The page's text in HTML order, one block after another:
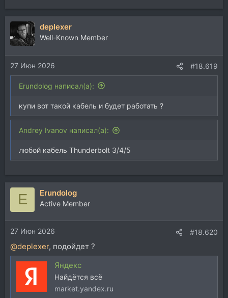
deplexer
Well-Known Member
27 Июн 2026 #18.619
Erundolog написал(а):
купи вот такой кабель и будет работать ?
Andrey Ivanov написал(а):
любой кабель Thunderbolt 3/4/5
E Erundolog
Active Member
27 Июн 2026 #18.620
@deplexer, подойдет ?
Яндекс
Найдётся всё
market.yandex.ru